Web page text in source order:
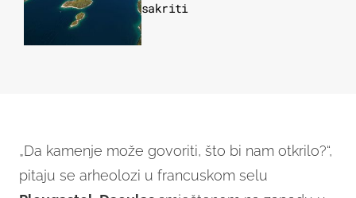
sakriti
„Da kamenje može govoriti, što bi nam otkrilo?“,
pitaju se arheolozi u francuskom selu